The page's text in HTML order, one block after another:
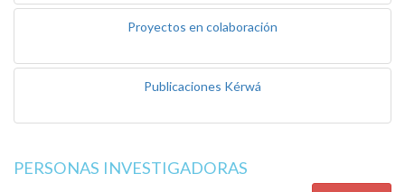
Proyectos en colaboración
Publicaciones Kérwá
PERSONAS INVESTIGADORAS